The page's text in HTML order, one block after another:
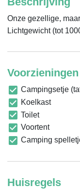
Onze gezellige,
Lichtgewicht (tot
Voorzieningen
Campingsetje
Koelkast
Toilet
Voortent
Camping
Huisregels